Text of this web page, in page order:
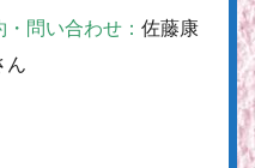
・問い合わせ：佐藤康
ん